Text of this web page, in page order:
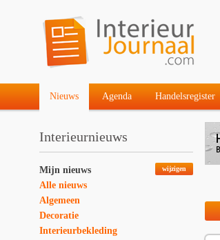
Nieuws Agenda Handelsregister
Interieurnieuws
wijzigen
Mijn nieuws
Alle nieuws
Algemeen
Decoratie
Interieurbekleding